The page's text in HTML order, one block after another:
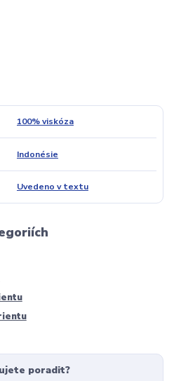
100% viskóza
Indonésie
Uvedeno v textu
poradit?